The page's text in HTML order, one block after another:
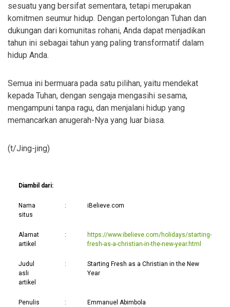
sesuatu yang bersifat sementara, tetapi merupakan
komitmen seumur hidup. Dengan pertolongan Tuhan dan
dukungan dari komunitas rohani, Anda dapat menjadikan
tahun ini sebagai tahun yang paling transformatif dalam
hidup Anda.
Semua ini bermuara pada satu pilihan, yaitu mendekat
kepada Tuhan, dengan sengaja mengasihi sesama,
mengampuni tanpa ragu, dan menjalani hidup yang
memancarkan anugerah-Nya yang luar biasa.
(t/Jing-jing)
Diambil dari:
Nama
situs
: iBelieve.com
Alamat
artikel
:
https://www.ibelieve.com/holidays/starting-
fresh-as-a-christian-in-the-new-year.html
Judul
asli
artikel
:
Starting Fresh as a Christian in the New
Year
Penulis
: Emmanuel Abimbola